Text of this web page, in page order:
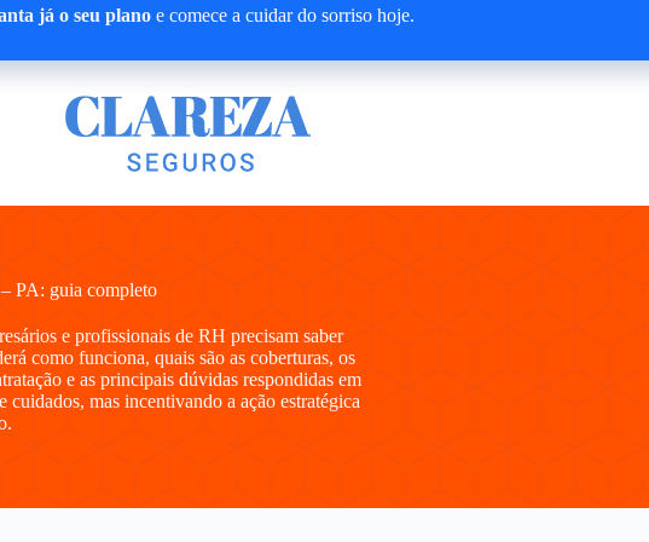
já o seu planoe comece a cuidar do sorriso hoje.
PA: guia completo
e profissionais de RH precisam saber
como funciona, quais são as coberturas, os
e as principais dúvidas respondidas em
mas incentivando a ação estratégica